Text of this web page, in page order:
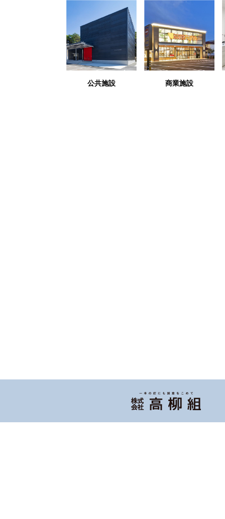
公共施設 商業施設